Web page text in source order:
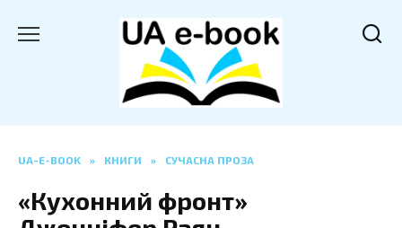
UA-E-BOOK » КНИГИ » СУЧАСНА ПРОЗА
«Кухонний фронт»